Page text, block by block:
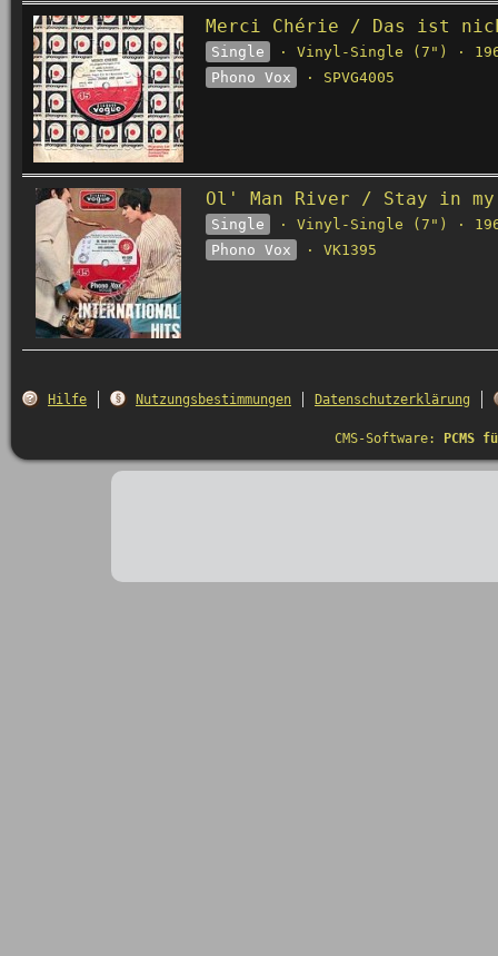
Merci Chérie / Das ist
Single
· Vinyl-Single (7") ·
Phono Vox
· SPVG4005
Ol' Man River / Stay in
Single
· Vinyl-Single (7") ·
Phono Vox
· VK1395
Hilfe Nutzungsbestimmungen Datenschutzerklärung
CMS-Software: PCMS